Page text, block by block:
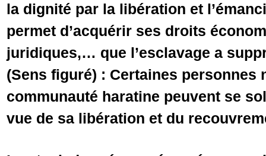
la dignité par la libération et
permet d’acquérir ses droits
juridiques,… que l’esclavage a
(Sens figuré) : Certaines personnes
communauté haratine peuvent se
vue de sa libération et du